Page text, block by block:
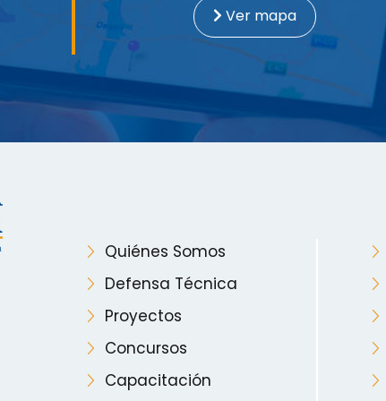
Ver mapa
Quiénes Somos
Defensa Técnica
Proyectos
Concursos
Capacitación